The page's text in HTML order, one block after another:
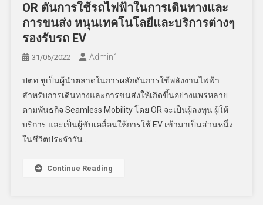
OR ดันการใช้รถไฟฟ้าในการเดินทางและ
การขนส่ง หนุนเทคโนโลยีและบริการต่างๆ
รองรับรถ EV
31/05/2022 Admin​1
ปตท.ชูเป็นผู้นำตลาดในการผลักดันการใช้พลังงานไฟฟ้า
สำหรับการเดินทางและการขนส่งให้เกิดขึ้นอย่างแพร่หลาย
ตามพันธกิจ Seamless Mobility โดย OR จะเป็นผู้ลงทุน ผู้ให้
บริการ และเป็นผู้ขับเคลื่อนให้การใช้ EV เข้ามาเป็นส่วนหนึ่ง
ในชีวิตประจำวัน …
Continue Reading